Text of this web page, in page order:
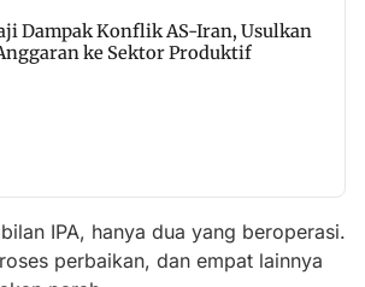
Dampak Konflik AS-Iran, Usulkan
ke Sektor Produktif
IPA, hanya dua yang beroperasi.
perbaikan, dan empat lainnya